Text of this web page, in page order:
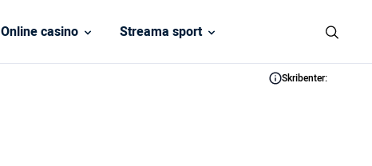
Online casino Streama sport
Skribenter: